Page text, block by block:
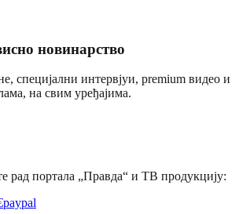
новинарство
специјални интервјуи, premium видео и
на свим уређајима.
рад портала „Правда“ и ТВ продукцију:
paypal